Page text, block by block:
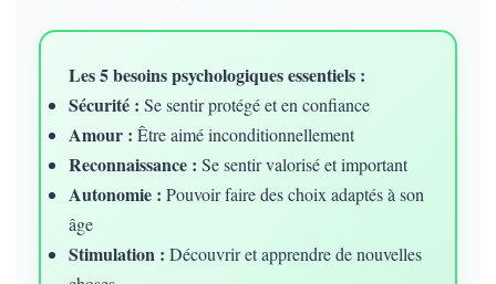
Les 5 besoins psychologiques essentiels :
Sécurité : Se sentir protégé et en confiance
Amour : Être aimé inconditionnellement
Reconnaissance : Se sentir valorisé et important
Autonomie : Pouvoir faire des choix adaptés à son
âge
Stimulation : Découvrir et apprendre de nouvelles